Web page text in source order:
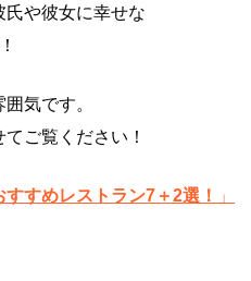
氏や彼女に幸せな
気です。
ご覧ください！
すめレストラン7＋2選！ 」